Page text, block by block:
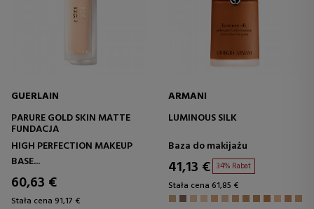
GUERLAIN
PARURE GOLD SKIN MATTE
FUNDACJA
HIGH PERFECTION MAKEUP
BASE...
60,63 €
Stała cena 91,17 €
ARMANI
LUMINOUS SILK
Baza do makijażu
41,13 € 34% Rabat
Stała cena 61,85 €